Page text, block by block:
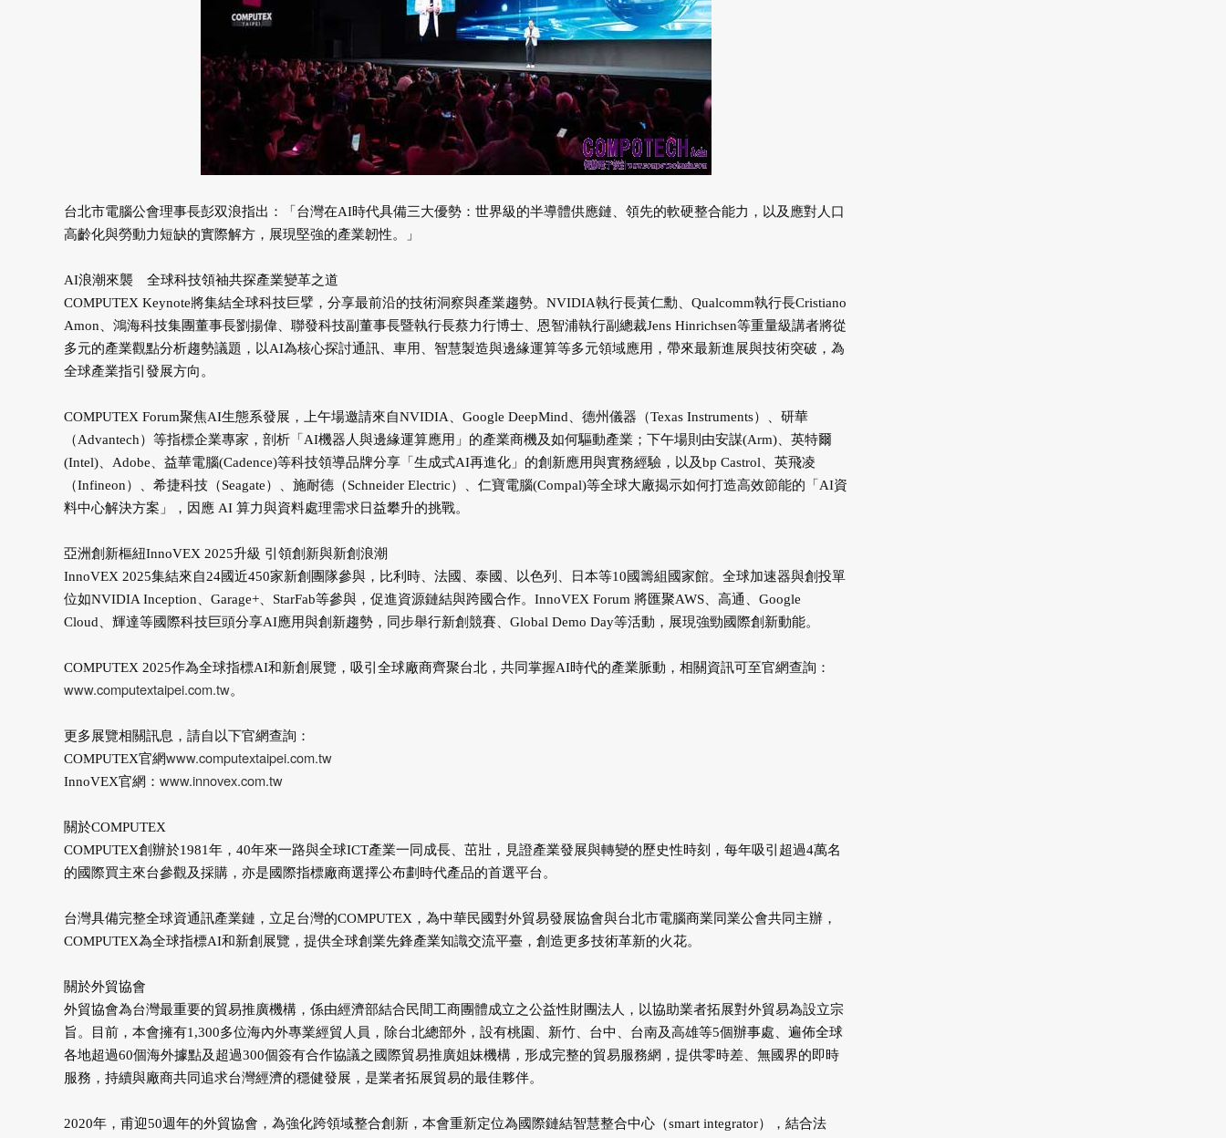
台北市電腦公會理事長彭双浪指出：「台灣在AI時代具備三大優勢：世界級的半導體供應鏈、領先的軟硬整合能力，以及應對人口
高齡化與勞動力短缺的實際解方，展現堅強的產業韌性。」
AI浪潮來襲 全球科技領袖共探產業變革之道
COMPUTEX Keynote將集結全球科技巨擘，分享最前沿的技術洞察與產業趨勢。NVIDIA執行長黃仁勳、Qualcomm執行長Cristiano
Amon、鴻海科技集團董事長劉揚偉、聯發科技副董事長暨執行長蔡力行博士、恩智浦執行副總裁Jens Hinrichsen等重量級講者將從
多元的產業觀點分析趨勢議題，以AI為核心探討通訊、車用、智慧製造與邊緣運算等多元領域應用，帶來最新進展與技術突破，為
全球產業指引發展方向。
COMPUTEX Forum聚焦AI生態系發展，上午場邀請來自NVIDIA、Google DeepMind、德州儀器（Texas Instruments）、研華
（Advantech）等指標企業專家，剖析「AI機器人與邊緣運算應用」的產業商機及如何驅動產業；下午場則由安謀(Arm)、英特爾
(Intel)、Adobe、益華電腦(Cadence)等科技領導品牌分享「生成式AI再進化」的創新應用與實務經驗，以及bp Castrol、英飛凌
（Infineon）、希捷科技（Seagate）、施耐德（Schneider Electric）、仁寶電腦(Compal)等全球大廠揭示如何打造高效節能的「AI資
料中心解決方案」，因應 AI 算力與資料處理需求日益攀升的挑戰。
亞洲創新樞紐InnoVEX 2025升級 引領創新與新創浪潮
InnoVEX 2025集結來自24國近450家新創團隊參與，比利時、法國、泰國、以色列、日本等10國籌組國家館。全球加速器與創投單
位如NVIDIA Inception、Garage+、StarFab等參與，促進資源鏈結與跨國合作。InnoVEX Forum 將匯聚AWS、高通、Google
Cloud、輝達等國際科技巨頭分享AI應用與創新趨勢，同步舉行新創競賽、Global Demo Day等活動，展現強勁國際創新動能。
COMPUTEX 2025作為全球指標AI和新創展覽，吸引全球廠商齊聚台北，共同掌握AI時代的產業脈動，相關資訊可至官網查詢：
www.computextaipei.com.tw。
更多展覽相關訊息，請自以下官網查詢：
COMPUTEX官網www.computextaipei.com.tw
InnoVEX官網： www.innovex.com.tw
關於COMPUTEX
COMPUTEX創辦於1981年，40年來一路與全球ICT產業一同成長、茁壯，見證產業發展與轉變的歷史性時刻，每年吸引超過4萬名
的國際買主來台參觀及採購，亦是國際指標廠商選擇公布劃時代產品的首選平台。
台灣具備完整全球資通訊產業鏈，立足台灣的COMPUTEX，為中華民國對外貿易發展協會與台北市電腦商業同業公會共同主辦，
COMPUTEX為全球指標AI和新創展覽，提供全球創業先鋒產業知識交流平臺，創造更多技術革新的火花。
關於外貿協會
外貿協會為台灣最重要的貿易推廣機構，係由經濟部結合民間工商團體成立之公益性財團法人，以協助業者拓展對外貿易為設立宗
旨。目前，本會擁有1,300多位海內外專業經貿人員，除台北總部外，設有桃園、新竹、台中、台南及高雄等5個辦事處、遍佈全球
各地超過60個海外據點及超過300個簽有合作協議之國際貿易推廣姐妹機構，形成完整的貿易服務網，提供零時差、無國界的即時
服務，持續與廠商共同追求台灣經濟的穩健發展，是業者拓展貿易的最佳夥伴。
2020年，甫迎50週年的外貿協會，為強化跨領域整合創新，本會重新定位為國際鏈結智慧整合中心（smart integrator），結合法